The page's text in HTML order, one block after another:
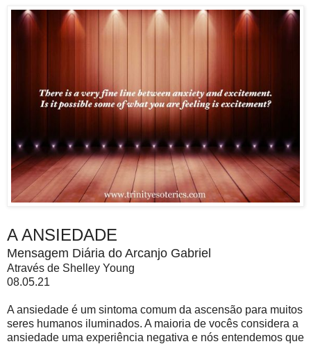
A ANSIEDADE
Mensagem Diária do Arcanjo Gabriel
Através de Shelley Young
08.05.21
A ansiedade é um sintoma comum da ascensão para muitos
seres humanos iluminados. A maioria de vocês considera a
ansiedade uma experiência negativa e nós entendemos que